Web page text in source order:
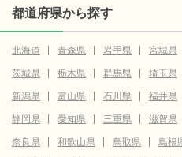
都道府県から探す
北海道 青森県 岩手県 宮城県
茨城県
栃木県 群馬県 埼玉県
新潟県
富山県 石川県 福井県
静岡県
愛知県 三重県 滋賀県
奈良県
和歌山県 鳥取県 島根